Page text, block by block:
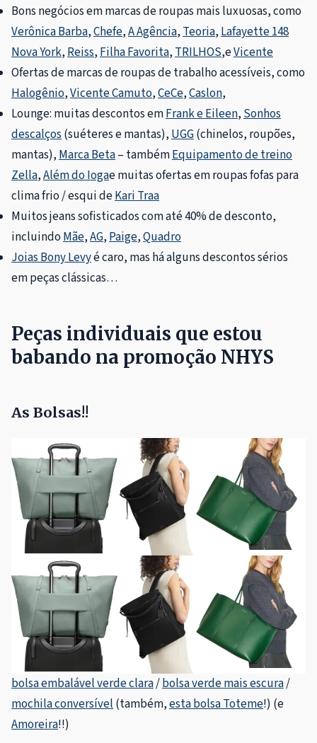
Bons negócios em marcas de roupas mais luxuosas, como
Verônica Barba,Chefe,A Agência,Teoria,Lafayette 148
Nova York,Reiss,Filha Favorita,TRILHOS,eVicente
Ofertas de marcas de roupas de trabalho acessíveis, como
Halogênio,Vicente Camuto,CeCe,Caslon,
Lounge: muitas descontos emFrank e Eileen,Sonhos
descalços(suéteres e mantas),UGG(chinelos, roupões,
mantas),Marca Beta– tambémEquipamento de treino
Zella,Além do Iogae muitas ofertas em roupas fofas para
clima frio / esqui deKari Traa
Muitos jeans sofisticados com até 40% de desconto,
incluindoMãe,AG,Paige,Quadro
Joias Bony Levyé caro, mas há alguns descontos sérios
em peças clássicas…
Peças individuais que estou
babando na promoção NHYS
As Bolsas!!
bolsa embalável verde clara/bolsa verde mais escura/
mochila conversível (também,esta bolsa Toteme!) (e
Amoreira!!)